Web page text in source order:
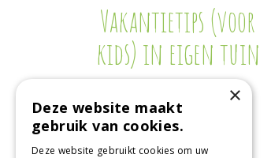
Vakantietips (voor
kids) in eigen tuin
×
Deze website maakt
gebruik van cookies.
Deze website gebruikt cookies om uw